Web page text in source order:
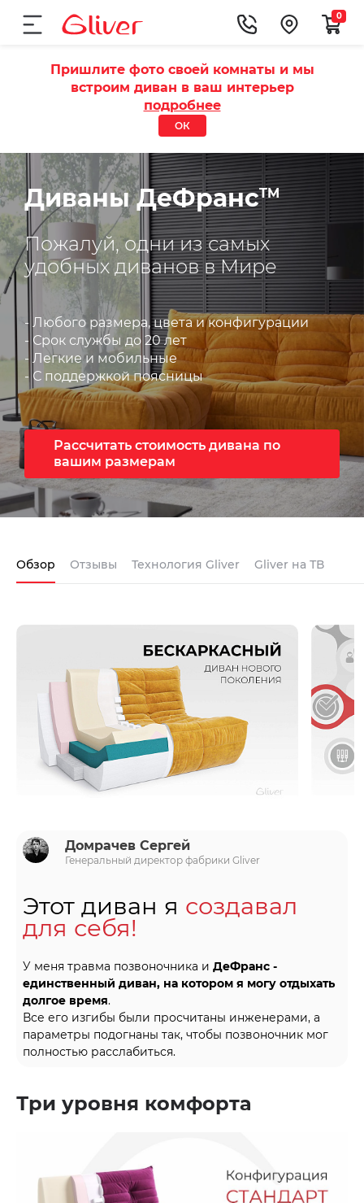
0
Пришлите фото своей комнаты и мы
встроим диван в ваш интерьер
подробнее
ОК
Диваны ДеФрансTM
Пожалуй, одни из самых
удобных диванов в Мире
- Любого размера, цвета и конфигурации
- Срок службы до 20 лет
- Легкие и мобильные
- С поддержкой поясницы
Рассчитать стоимость дивана по
вашим размерам
Обзор Отзывы Технология Gliver Gliver на ТВ
Домрачев Сергей
Генеральный директор фабрики Gliver
Этот диван я создавал
для себя!
У меня травма позвоночника и ДеФранс -
единственный диван, на котором я могу отдыхать
долгое время.
Все его изгибы были просчитаны инженерами, а
параметры подогнаны так, чтобы позвоночник мог
полностью расслабиться.
Три уровня комфорта